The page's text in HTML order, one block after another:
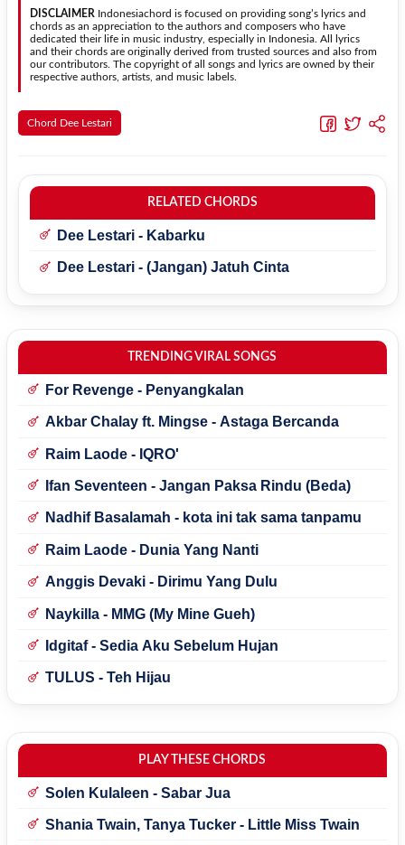
pemula tanpa menghilangkan struktur dasar lagu.
DISCLAIMER Indonesiachord is focused on providing song’s lyrics and
chords as an appreciation to the authors and composers who have
dedicated their life in music industry, especially in Indonesia. All lyrics
and their chords are originally derived from trusted sources and also from
our contributors. The copyright of all songs and lyrics are owned by their
respective authors, artists, and music labels.
Chord Dee Lestari
RELATED CHORDS
Dee Lestari - Kabarku
Dee Lestari - (Jangan) Jatuh Cinta
TRENDING VIRAL SONGS
For Revenge - Penyangkalan
Akbar Chalay ft. Mingse - Astaga Bercanda
Raim Laode - IQRO'
Ifan Seventeen - Jangan Paksa Rindu (Beda)
Nadhif Basalamah - kota ini tak sama tanpamu
Raim Laode - Dunia Yang Nanti
Anggis Devaki - Dirimu Yang Dulu
Naykilla - MMG (My Mine Gueh)
Idgitaf - Sedia Aku Sebelum Hujan
TULUS - Teh Hijau
PLAY THESE CHORDS
Solen Kulaleen - Sabar Jua
Shania Twain, Tanya Tucker - Little Miss Twain